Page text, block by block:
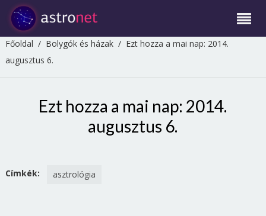
Főoldal / Bolygók és házak/ Ezt hozza a mai nap: 2014.
augusztus 6.
Ezt hozza a mai nap: 2014.
augusztus 6.
Címkék: asztrológia